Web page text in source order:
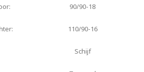
90/90-18
110/90-16
Schijf